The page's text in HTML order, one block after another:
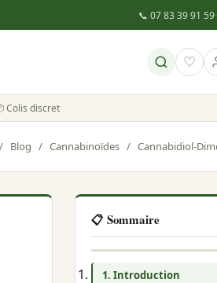
📞 07 83 39 91 59·
♡
Colis discret
/ Blog / Cannabinoïdes /
📋 Sommaire
1. Introduction